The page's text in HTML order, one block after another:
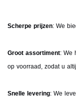
Scherpe prijzen: We
Groot assortiment: We
op voorraad, zodat u
Snelle levering: We